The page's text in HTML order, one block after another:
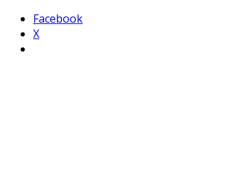
Facebook
X